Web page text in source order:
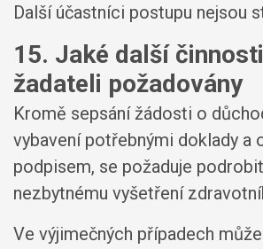
Další účastníci postupu nejsou
15. Jaké další
žadateli požadovány
Kromě sepsání žádosti o
vybavení potřebnými doklady a
podpisem, se požaduje
nezbytnému vyšetření
Ve výjimečných případech